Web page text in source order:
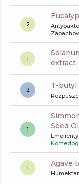
2
1
solanum melongena (eggplant) fruit
extract
2 t-
1
Simmondsia Chinensis (jojoba)
Seed
Emolienty
1 agave